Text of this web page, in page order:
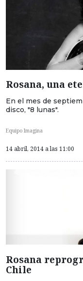
Rosana, una
En el mes de
disco, "8 lunas".
Equipo Imagina
14 abril, 2014 a las 11:00
Rosana
Chile